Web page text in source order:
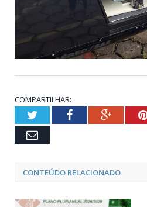
COMPARTILHAR:
TwitterFacebook
Email
CONTEÚDO RELACIONADO